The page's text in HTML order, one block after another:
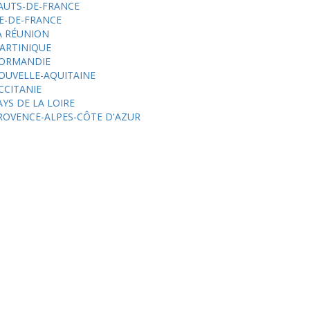
DE-FRANCE
DE-FRANCE
RÉUNION
AQUITAINE
DE LA LOIRE
ALPES-CÔTE D'AZUR